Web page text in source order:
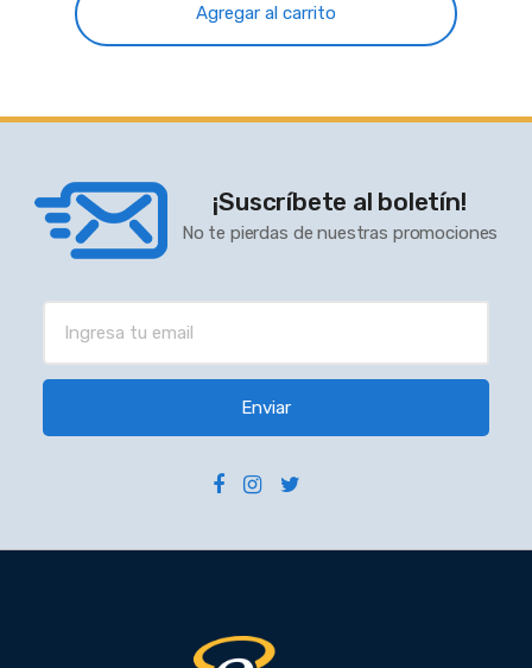
Agregar al carrito
¡Suscríbete al boletín!
No te pierdas de nuestras promociones
Enviar